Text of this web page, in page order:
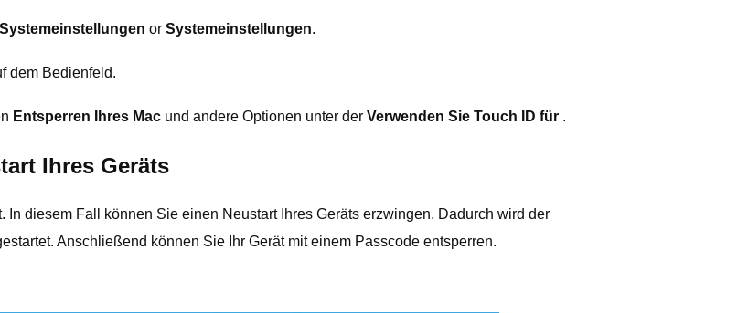
Systemeinstellungen or Systemeinstellungen.
dem Bedienfeld.
Entsperren Ihres Mac und andere Optionen unter der Verwenden Sie Touch ID für .
Ihres Geräts
diesem Fall können Sie einen Neustart Ihres Geräts erzwingen. Dadurch wird der
Anschließend können Sie Ihr Gerät mit einem Passcode entsperren.